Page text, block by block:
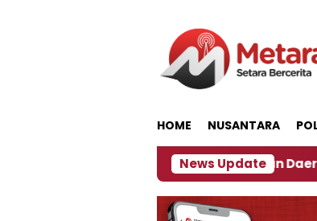
HOME NUSANTARA
News Update
‎Soal Rencana Pinjaman Daerah